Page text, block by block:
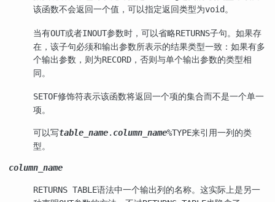
该函数不会返回一个值，可以指定返回类型为void。
当有OUT或者INOUT参数时，可以省略RETURNS子句。如果存
在，该子句必须和输出参数所表示的结果类型一致：如果有多
个输出参数，则为RECORD ，否则与单个输出参数的类型相
同。
SETOF修饰符表示该函数将返回一个项的集合而不是一个单一
项。
可以写table_name. column_name%TYPE来引用一列的类
型。
column_name
RETURNS TABLE语法中一个输出列的名称。这实际上是另一